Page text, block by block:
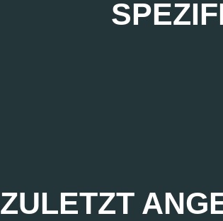
ZULETZT